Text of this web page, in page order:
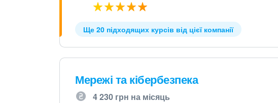
Ще 20 підходящих курсів від цієї компанії
Мережі та кібербезпека
4 230 грн на місяць